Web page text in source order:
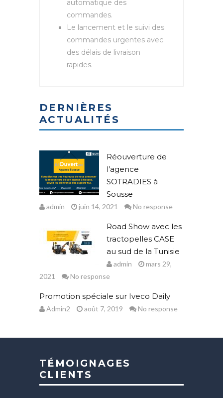
automatique des
commandes.
Le lancement et le suivi des
commandes urgentes avec
des délais de livraison
rapides.
DERNIÈRES
ACTUALITÉS
Réouverture de
l’agence
SOTRADIES à
Sousse
admin juin 14, 2021 No response
Road Show avec les
tractopelles CASE
au sud de la Tunisie
admin
mars 29,
2021
No response
Promotion spéciale sur Iveco Daily
Admin2 août 7, 2019 No response
TÉMOIGNAGES
CLIENTS